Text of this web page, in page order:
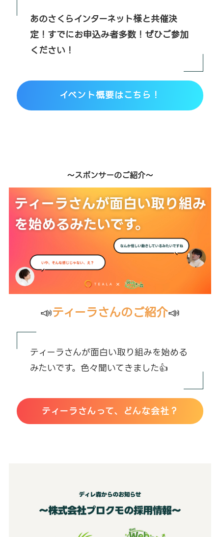
あのさくらインターネット様と共催決
定！すでにお申込み者多数！ぜひご参加
ください！
イベント概要はこちら！
～スポンサーのご紹介～
📣ティーラさんのご紹介📣
ティーラさんが面白い取り組みを始める
みたいです。色々聞いてきました👍
ティーラさんって、どんな会社？